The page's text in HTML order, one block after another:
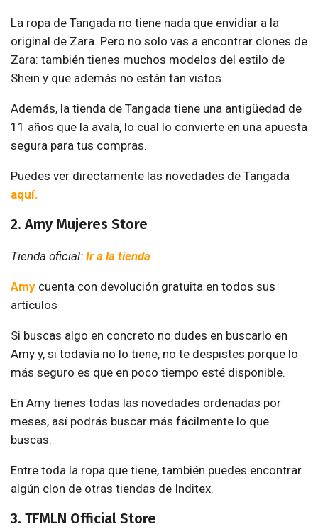
La ropa de Tangada no tiene nada que envidiar a la
original de Zara. Pero no solo vas a encontrar clones de
Zara: también tienes muchos modelos del estilo de
Shein y que además no están tan vistos.
Además, la tienda de Tangada tiene una antigüedad de
11 años que la avala, lo cual lo convierte en una apuesta
segura para tus compras.
Puedes ver directamente las novedades de Tangada
aquí.
2. Amy Mujeres Store
Tienda oficial: Ir a la tienda
Amy cuenta con devolución gratuita en todos sus
artículos
Si buscas algo en concreto no dudes en buscarlo en
Amy y, si todavía no lo tiene, no te despistes porque lo
más seguro es que en poco tiempo esté disponible.
En Amy tienes todas las novedades ordenadas por
meses, así podrás buscar más fácilmente lo que
buscas.
Entre toda la ropa que tiene, también puedes encontrar
algún clon de otras tiendas de Inditex.
3. TFMLN Official Store